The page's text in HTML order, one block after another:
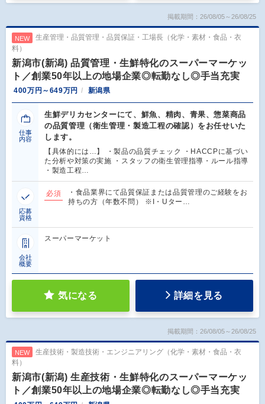
掲載期間：26/08/05～26/08/25
NEW
生産管理・品質管理・品質保証・工場長（化学・素材・食品・衣
料）
新潟市(新潟) 品質管理・生鮮特化のスーパーマーケッ
ト／創業50年以上の地場企業◎転勤なし◎手当充実
400万円～649万円 新潟県
仕事
内容
生鮮デリカセンターにて、鮮魚、精肉、青果、惣菜商品
の品質管理（衛生管理・製造工程の確認）をお任せいた
します。
【具体的には…】 ・製品の品質チェック ・HACCPに基づい
た分析や対策の実施 ・スタッフの衛生管理指導・ルール指導
・製造工程…
応募
資格
必須
・食品業界にて品質保証または品質管理のご経験をお
持ちの方（年数不問） ※I・Uター…
会社
概要
スーパーマーケット
気になる 詳細を見る
掲載期間：26/08/05～26/08/25
NEW
生産技術・製造技術・エンジニアリング（化学・素材・食品・衣
料）
新潟市(新潟) 生産技術・生鮮特化のスーパーマーケッ
ト／創業50年以上の地場企業◎転勤なし◎手当充実